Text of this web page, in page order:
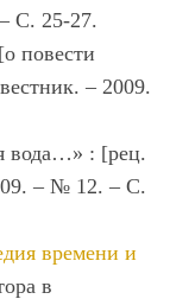
С. 25-27.
повести
– 2009.
вода…» : [рец.
– № 12. – С.
времени и
в